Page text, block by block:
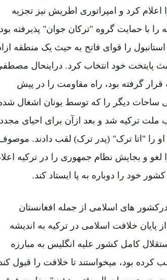
کرد و امپراتوری اطریش نیز تجزیه
با حمایت گروه "ترکان جوان" پذیرفته بود،
را قوای فاتح به حیث یک منطقه ازاد
پایتخت خود انتخاب کرد. دراینحال مصطفی
گرفته بود، راه مقاومت را در پیش
ساحات دیگر را که توسط یونان اشغال شده
ملت ترکیه شد و بعد ازآن برای احیای مجدد
"اتا ترک" (پدر ترک) لقب دادند. موصوف
اسلامی را لغو و بجایش نظام جمهوری را در ترکیه اعلام
خود را دوباره به پا ایستاد کند.
های اسلامی از جمله افغانستان
خلافت اسلامی در ترکیه به اندیشه
کامل کشور علیه انگلیس به مبارزه
بود، میخواستند تا خلافت را قبول کند،
در همین احوال وقتی هیئت"سفارت فوق